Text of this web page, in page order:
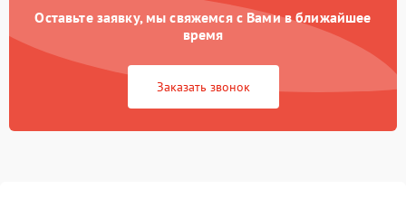
Поломка системы GPS 2000 ₽ Подробнее →
Повреждение системы
защиты от перегрузок
1500 ₽
автоматического
1500 ₽ Подробнее →
Оставьте заявку, мы свяжемся с Вами в ближайшее
время
Заказать звонок